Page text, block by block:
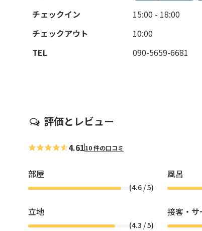
チェックイン
15:00 - 18:00
チェックアウト
10:00
TEL
090-5659-6681
評価とレビュー
4.6110 件の口コミ
部屋
(4.6 / 5)
風呂
立地
(4.3 / 5)
接客・サ